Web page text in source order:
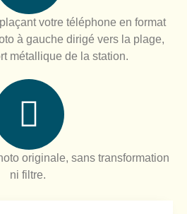
votre téléphone en format
à gauche dirigé vers la plage,
métallique de la station.
originale, sans transformation
ni filtre.